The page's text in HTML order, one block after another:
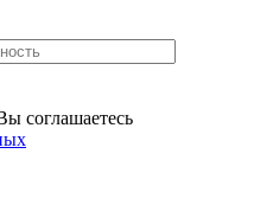
соглашаетесь